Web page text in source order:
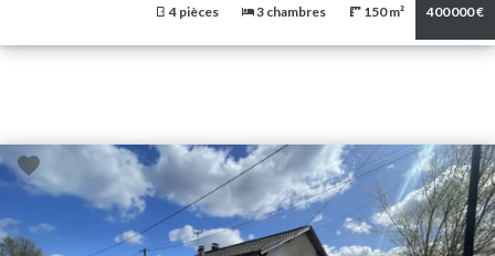
4 pièces 3 chambres 150 m² 400 000 €